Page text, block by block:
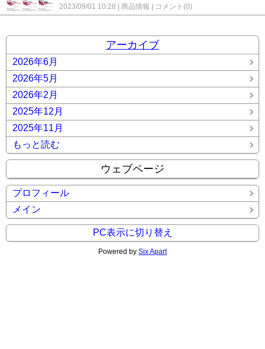
2023/09/01 10:28 商品情報 コメント(0)
アーカイブ
2026年6月
2026年5月
2026年2月
2025年12月
2025年11月
もっと読む
ウェブページ
プロフィール
メイン
PC表示に切り替え
Powered by Six Apart